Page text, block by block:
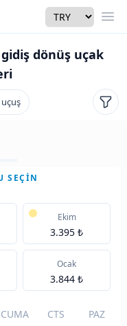
Currency
dönüş uçak
uçuş
SEÇIN
Ekim
3.395 ₺
Ocak
3.844 ₺
CUMA CTS
PAZ